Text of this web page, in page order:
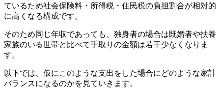
ているため社会保険料・所得税・住民税の負担割合が相対的
に高くなる構成です。
そのため同じ年収であっても、独身者の場合は既婚者や扶養
家族のいる世帯と比べて手取りの金額は若干少なくなりま
す。
以下では、仮にこのような支出をした場合にどのような家計
バランスになるのかを見ていきます。